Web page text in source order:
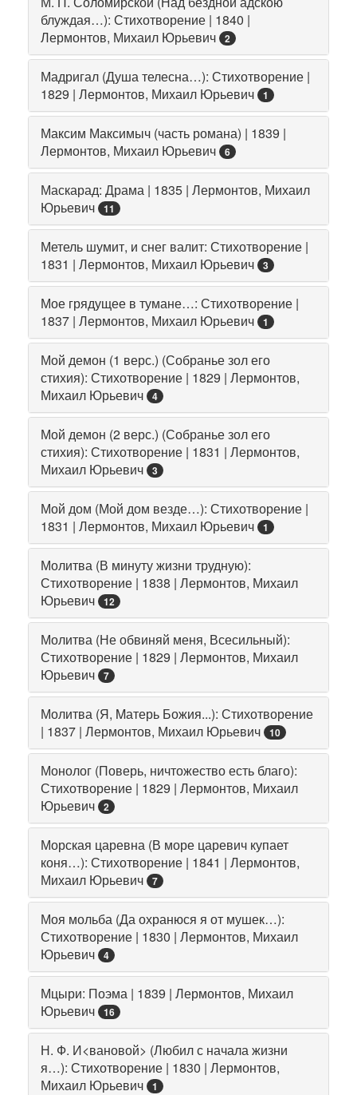
блуждая…): Стихотворение | 1840 |
Лермонтов, Михаил Юрьевич
2
Мадригал (Душа телесна…): Стихотворение |
1829 | Лермонтов, Михаил Юрьевич
1
Максим Максимыч (часть романа) | 1839 |
Лермонтов, Михаил Юрьевич
6
Маскарад: Драма | 1835 | Лермонтов, Михаил
Юрьевич
11
Метель шумит, и снег валит: Стихотворение |
1831 | Лермонтов, Михаил Юрьевич
3
Мое грядущее в тумане…: Стихотворение |
1837 | Лермонтов, Михаил Юрьевич
1
Мой демон (1 верс.) (Собранье зол его
стихия): Стихотворение | 1829 | Лермонтов,
Михаил Юрьевич
4
Мой демон (2 верс.) (Собранье зол его
стихия): Стихотворение | 1831 | Лермонтов,
Михаил Юрьевич
3
Мой дом (Мой дом везде…): Стихотворение |
1831 | Лермонтов, Михаил Юрьевич
1
Молитва (В минуту жизни трудную):
Стихотворение | 1838 | Лермонтов, Михаил
Юрьевич
12
Молитва (Не обвиняй меня, Всесильный):
Стихотворение | 1829 | Лермонтов, Михаил
Юрьевич
7
Молитва (Я, Mатерь Божия...): Стихотворение
| 1837 | Лермонтов, Михаил Юрьевич
10
Монолог (Поверь, ничтожество есть благо):
Стихотворение | 1829 | Лермонтов, Михаил
Юрьевич
2
Морская царевна (В море царевич купает
коня…): Стихотворение | 1841 | Лермонтов,
Михаил Юрьевич
7
Моя мольба (Да охранюся я от мушек…):
Стихотворение | 1830 | Лермонтов, Михаил
Юрьевич
4
Мцыри: Поэма | 1839 | Лермонтов, Михаил
Юрьевич
16
Н. Ф. И<вановой> (Любил с начала жизни
я…): Стихотворение | 1830 | Лермонтов,
Михаил Юрьевич
1